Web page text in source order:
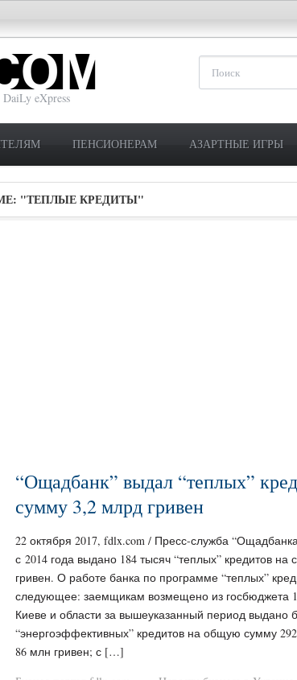
eXpress
ПЕНСИОНЕРАМ АЗАРТНЫЕ ИГРЫ
"ТЕПЛЫЕ КРЕДИТЫ"
“Ощадбанк” выдал “теплых”
сумму 3,2 млрд гривен
22 октября 2017, fdlx.com / Пресс-служба
с 2014 года выдано 184 тысяч “теплых” кредитов на
гривен. О работе банка по программе “теплых”
следующее: заемщикам возмещено из госбюджета
Киеве и области за вышеуказанный период выдано
“энергоэффективных” кредитов на общую сумму
86 млн гривен; с […]